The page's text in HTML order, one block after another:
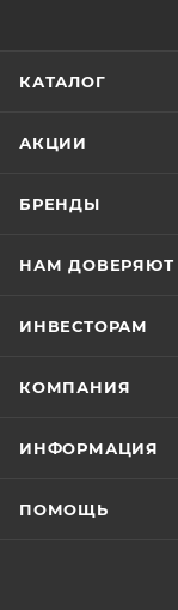
КАТАЛОГ
АКЦИИ
БРЕНДЫ
НАМ ДОВЕРЯЮТ
ИНВЕСТОРАМ
КОМПАНИЯ
ИНФОРМАЦИЯ
ПОМОЩЬ